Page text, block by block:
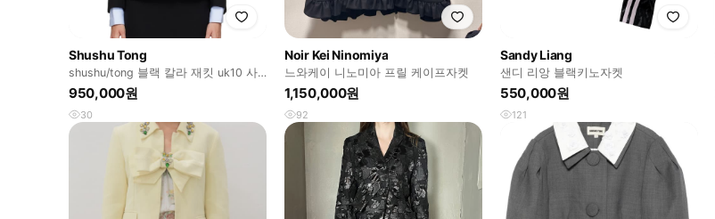
Shushu Tong
shushu/tong 블랙 칼라 재킷 uk10 사
이즈
950,000원
30
Noir Kei Ninomiya
느와케이 니노미아 프릴 케이프자켓
1,150,000원
92
Sandy Liang
샌디 리앙 블랙키노자켓
550,000원
121